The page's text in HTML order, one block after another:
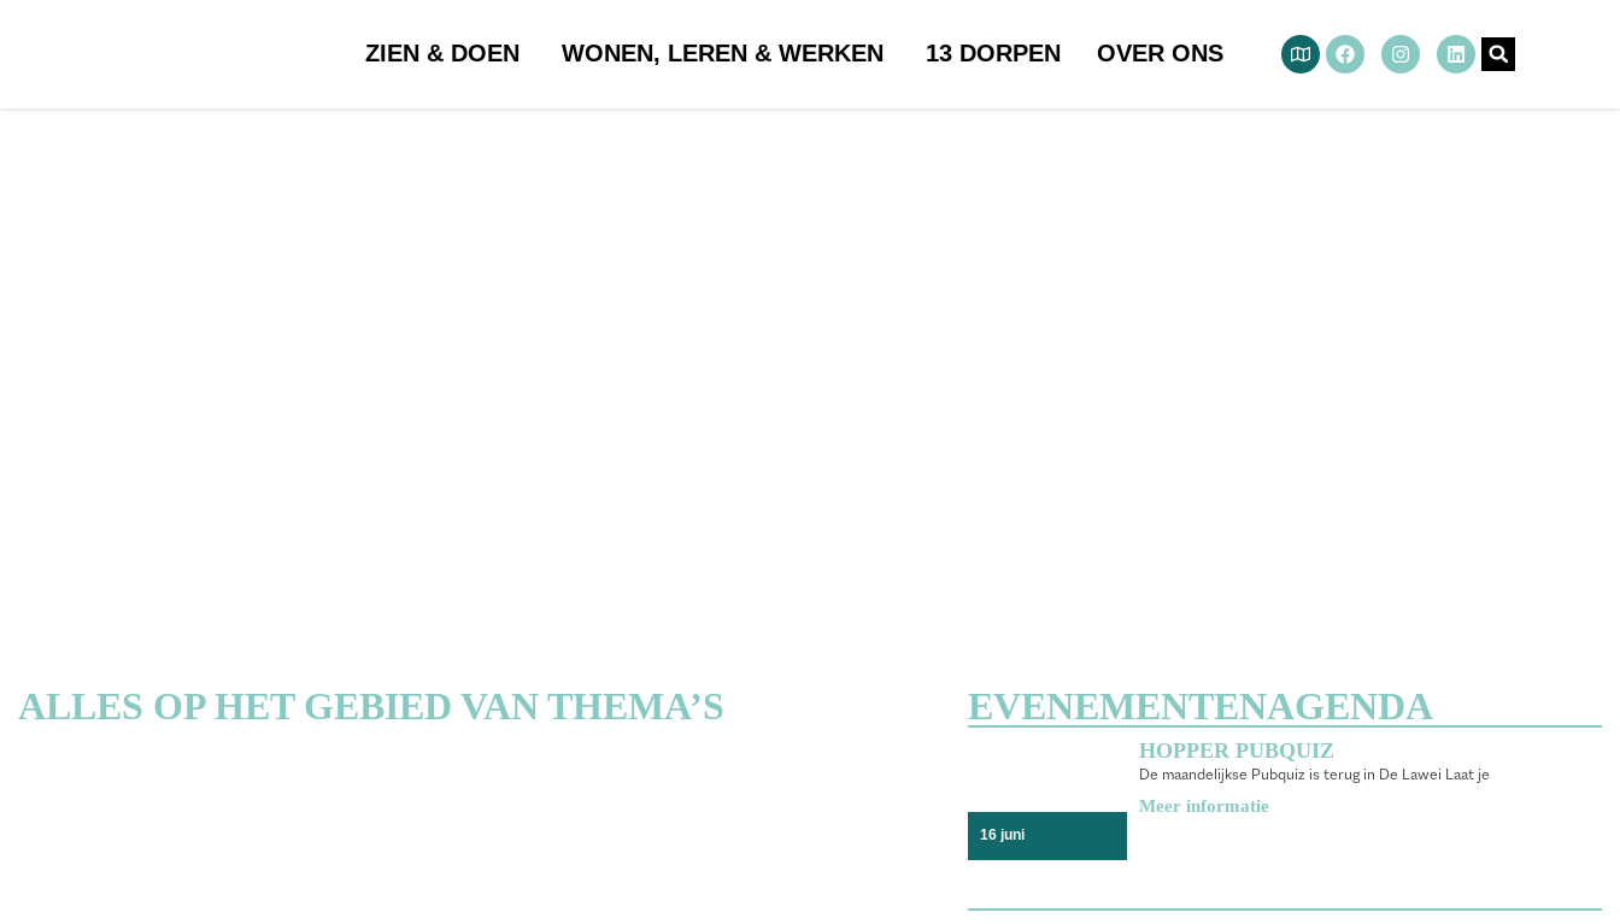
ZIEN & DOEN WONEN, LEREN & WERKEN 13 DORPEN OVER ONS
ALLES OP HET GEBIED VAN THEMA’S EVENEMENTENAGENDA
16 juni
HOPPER PUBQUIZ
De maandelijkse Pubquiz is terug in De Lawei Laat je
Meer informatie